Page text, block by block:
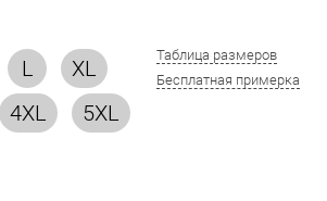
L
XL
4XL
5XL
Таблица размеров
Бесплатная примерка